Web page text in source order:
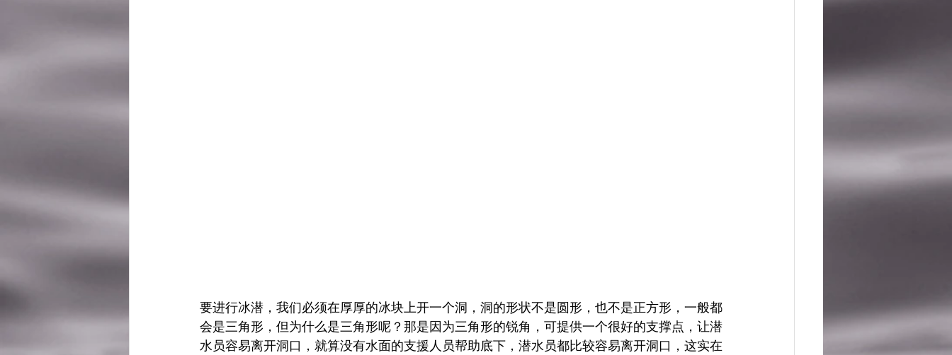
要进行冰潜，我们必须在厚厚的冰块上开一个洞，洞的形状不是圆形，也不是正方形，一般都
会是三角形，但为什么是三角形呢？那是因为三角形的锐角，可提供一个很好的支撑点，让潜
水员容易离开洞口，就算没有水面的支援人员帮助底下，潜水员都比较容易离开洞口，这实在